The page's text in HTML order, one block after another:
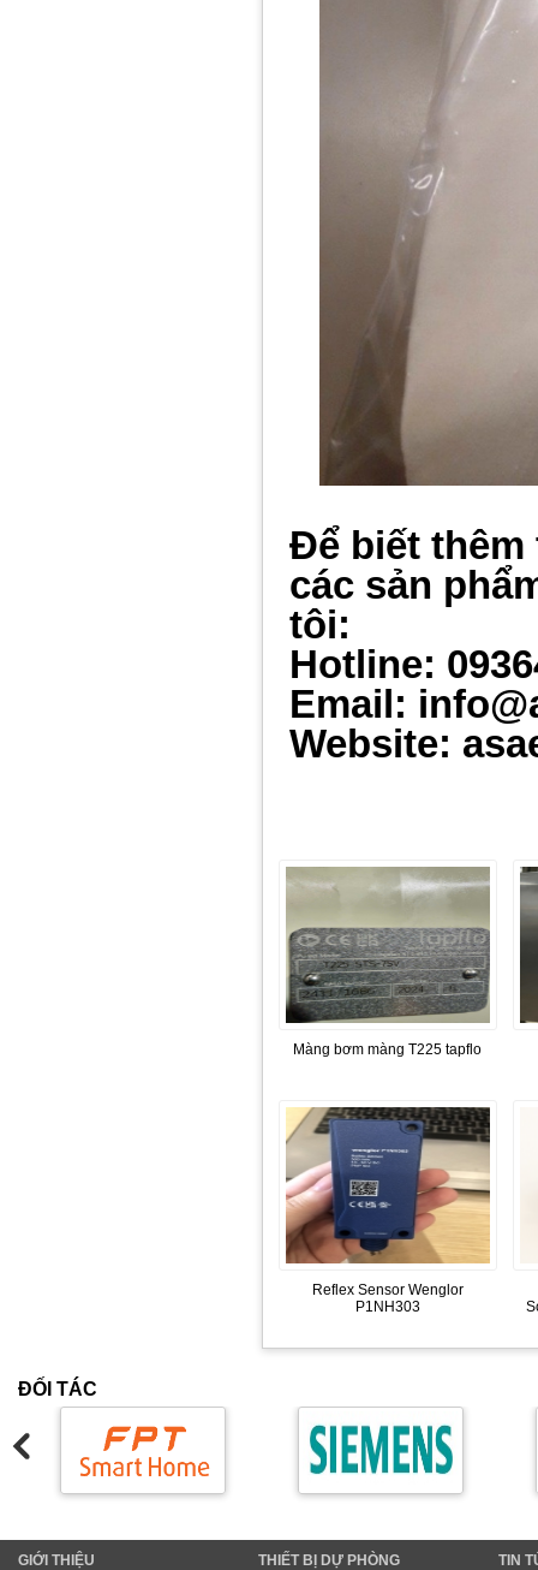
Để biết thêm
các sản
tôi:
Hotline:
Email:
Website:
Màng bơm màng T225 tapflo
Reflex Sensor Wenglor
P1NH303
ĐỐI TÁC
GIỚI THIỆU THIẾT BỊ DỰ PHÒNG TIN